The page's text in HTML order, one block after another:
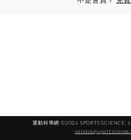
運動科學網 ©2026 SPORTS SCIENCE,